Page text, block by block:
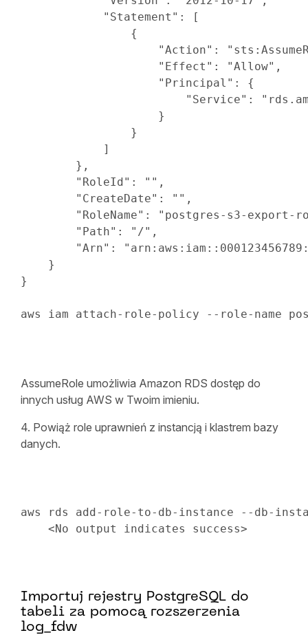
"Statement" :
[
{
"Action" :
"Effect" : "Allow" ,
"Principal" :
{
"Service" :
}
}
]
} ,
"RoleId" : "" ,
"CreateDate" : "" ,
"RoleName" :
"postgres-s3-export-
"Path" : "/" ,
"Arn" :
}
}
aws iam attach-role-policy --role-name
AssumeRole umożliwia Amazon RDS dostęp do
innych usług AWS w Twoim imieniu.
4. Powiąż role uprawnień z instancją i klastrem bazy
danych.
aws rds add-role-to-db-instance --db-
<No output indicates success>
Importuj rejestry PostgreSQL do
tabeli za pomocą rozszerzenia
log_fdw